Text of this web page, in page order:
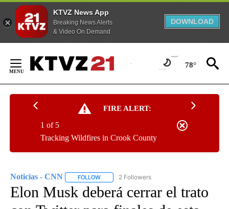
KTVZ News App
Breaking News Alerts
& Video On Demand
DOWNLOAD
Content
78°
FIRE ALERT:
Tracking Wildfires in Crook County
1 of 5
Noticias - CNN FOLLOW FOLLOW "NOTICIAS - CNN" TO RECEIVE
2 Followers
Elon Musk deberá cerrar el trato